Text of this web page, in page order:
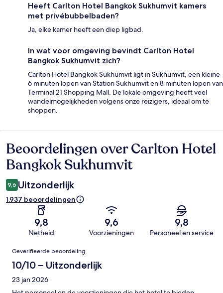
Heeft Carlton Hotel Bangkok Sukhumvit kamers
met privébubbelbaden?
Ja, elke kamer heeft een diep ligbad.
In wat voor omgeving bevindt Carlton Hotel
Bangkok Sukhumvit zich?
Carlton Hotel Bangkok Sukhumvit ligt in Sukhumvit, een kleine
6 minuten lopen van Station Sukhumvit en 8 minuten lopen van
Terminal 21 Shopping Mall. De lokale omgeving heeft veel
wandelmogelijkheden volgens onze reizigers, ideaal om te
shoppen.
Beoordelingen
Beoordelingen over Carlton Hotel
Bangkok Sukhumvit
9,6 Uitzonderlijk
1.937 beoordelingen
9,8
Netheid
9,6
Voorzieningen
9,8
Personeel en service
Beoordelingen
Geverifieerde beoordeling
10/10 – Uitzonderlijk
23 jan 2026